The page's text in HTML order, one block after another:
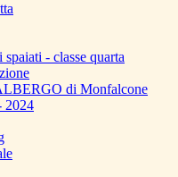
- classe quarta
di Monfalcone
2024